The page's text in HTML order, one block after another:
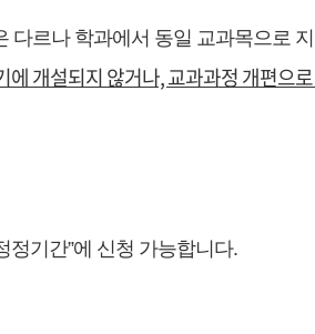
다르나 학과에서 동일 교과목으로
개설되지 않거나, 교과과정 개편으
정기간”에 신청 가능합니다.